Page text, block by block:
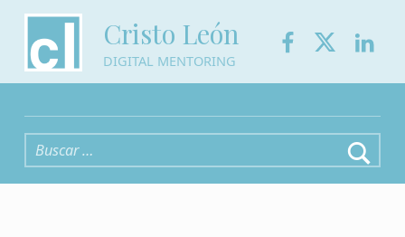
Cristo León
DIGITAL MENTORING
Buscar: